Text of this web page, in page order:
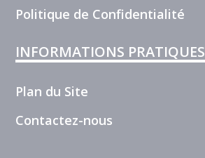
Politique de Confidentialité
INFORMATIONS PRATIQUES
Plan du Site
Contactez-nous